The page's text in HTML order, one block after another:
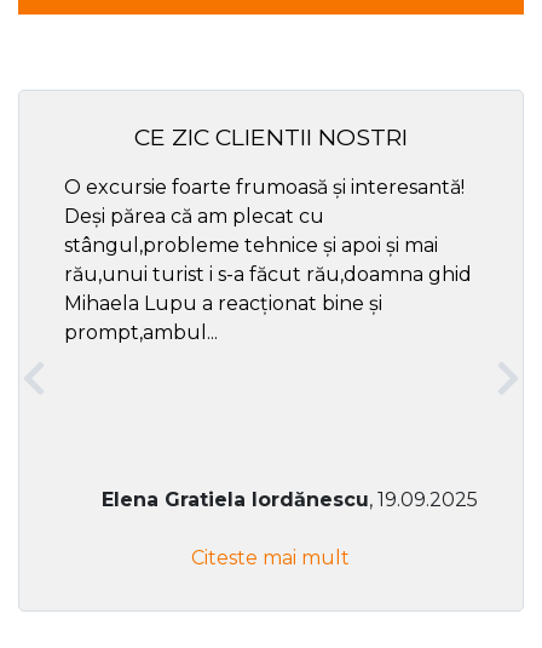
CE ZIC CLIENTII NOSTRI
O excursie foarte frumoasă și interesantă!
Deși părea că am plecat cu
stângul,probleme tehnice și apoi și mai
rău,unui turist i s-a făcut rău,doamna ghid
Mihaela Lupu a reacționat bine și
prompt,ambul...
Elena Gratiela Iordănescu, 19.09.2025
Citeste mai mult